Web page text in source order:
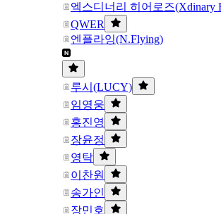
엑스디너리 히어로즈(Xdinary
QWER
엔플라잉(N.Flying)
루시(LUCY)
임영웅
홍진영
장윤정
영탁
이찬원
송가인
장민호